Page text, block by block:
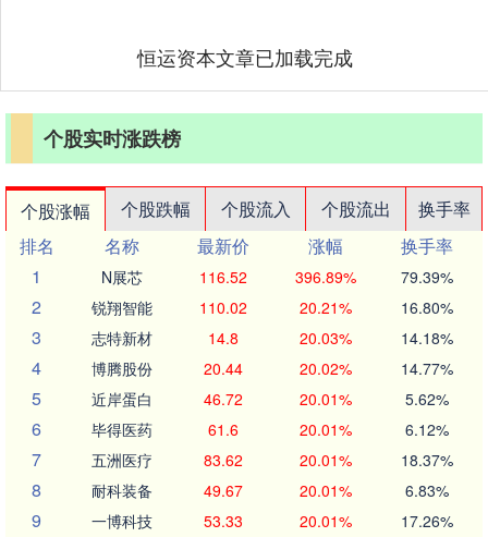
恒运资本文章已加载完成
个股实时涨跌榜
个股涨幅 个股跌幅 个股流入 个股流出
换手率
排名
名称 最新价 涨幅
换手率
1
N展芯 116.52 396.89% 79.39%
2 锐翔智能 110.02 20.21% 16.80%
3 志特新材 14.8 20.03% 14.18%
4 博腾股份 20.44 20.02% 14.77%
5 近岸蛋白 46.72 20.01% 5.62%
6 毕得医药 61.6 20.01% 6.12%
7 五洲医疗 83.62 20.01% 18.37%
8 耐科装备 49.67 20.01% 6.83%
9 一博科技 53.33 20.01% 17.26%